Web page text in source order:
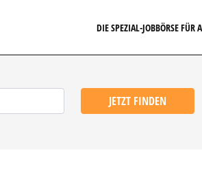
DIE SPEZIAL-JOBBÖRSE FÜR
JETZT FINDEN